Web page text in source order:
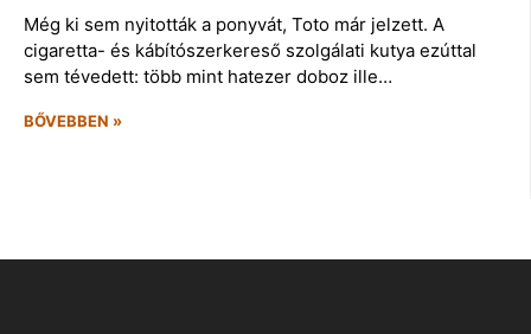
Még ki sem nyitották a ponyvát, Toto már jelzett. A
cigaretta- és kábítószerkereső szolgálati kutya ezúttal
sem tévedett: több mint hatezer doboz ille…
BŐVEBBEN »